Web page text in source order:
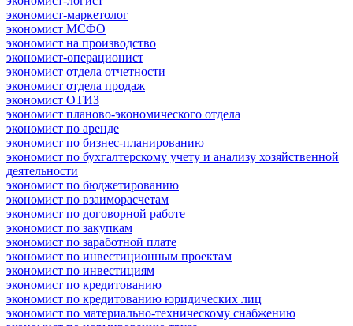
экономист-маркетолог
экономист МСФО
экономист на производство
экономист-операционист
экономист отдела отчетности
экономист отдела продаж
экономист ОТИЗ
экономист планово-экономического отдела
экономист по аренде
экономист по бизнес-планированию
экономист по бухгалтерскому учету и анализу хозяйственной
деятельности
экономист по бюджетированию
экономист по взаиморасчетам
экономист по договорной работе
экономист по закупкам
экономист по заработной плате
экономист по инвестиционным проектам
экономист по инвестициям
экономист по кредитованию
экономист по кредитованию юридических лиц
экономист по материально-техническому снабжению